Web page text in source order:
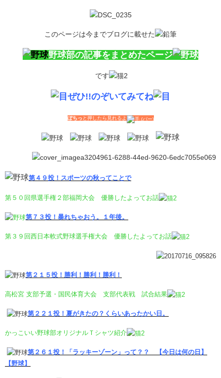
このページは今までブログに載せた
野球部の記事をまとめたページ
です
ぜひ!!のぞいてみてね
ぽちっ と押したら見れるよ
第４９投！スポーツの秋ってことで
第５０回県選手権２部福岡大会 優勝したよってお話
第７３投！暴れちゃおう。１年後。
第３９回西日本軟式野球選手権大会 優勝したよってお話
第２１５投！勝利！勝利！勝利！
高松宮 支部予選・国民体育大会 支部代表戦 試合結果
第２２１投！夏がきたの？くらいあったかい日。
かっこいい野球部オリジナルＴシャツ紹介
第２６１投！「ラッキーゾーン」って？？
【今日は何の日】
【野球】